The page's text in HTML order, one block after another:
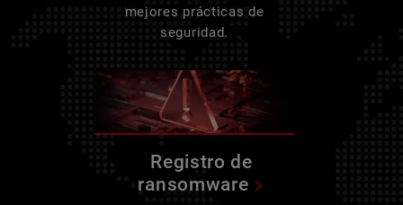
mejores prácticas de
seguridad.
Registro de
ransomware